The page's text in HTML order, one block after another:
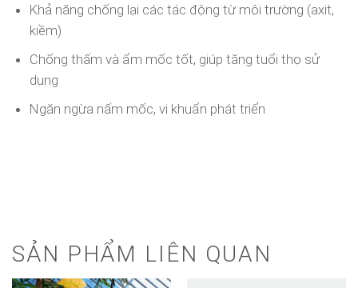
Khả năng chống lại các tác động từ môi trường (axit,
kiềm)
Chống thấm và ẩm mốc tốt, giúp tăng tuổi thọ sử
dụng
Ngăn ngừa nấm mốc, vi khuẩn phát triển
SẢN PHẨM LIÊN QUAN